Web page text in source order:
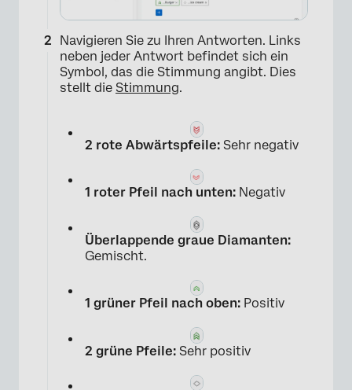
Navigieren Sie zu Ihren Antworten. Links
neben jeder Antwort befindet sich ein
Symbol, das die Stimmung angibt. Dies
stellt die Stimmung.
2 rote Abwärtspfeile: Sehr negativ
1 roter Pfeil nach unten: Negativ
Überlappende graue Diamanten:
Gemischt.
1 grüner Pfeil nach oben: Positiv
2 grüne Pfeile: Sehr positiv